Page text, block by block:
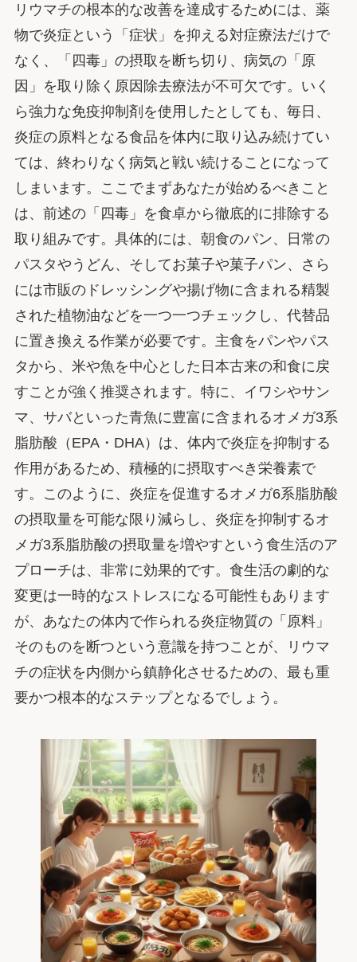
リウマチの根本的な改善を達成するためには、薬
物で炎症という「症状」を抑える対症療法だけで
なく、「四毒」の摂取を断ち切り、病気の「原
因」を取り除く原因除去療法が不可欠です。いく
ら強力な免疫抑制剤を使用したとしても、毎日、
炎症の原料となる食品を体内に取り込み続けてい
ては、終わりなく病気と戦い続けることになって
しまいます。ここでまずあなたが始めるべきこと
は、前述の「四毒」を食卓から徹底的に排除する
取り組みです。具体的には、朝食のパン、日常の
パスタやうどん、そしてお菓子や菓子パン、さら
には市販のドレッシングや揚げ物に含まれる精製
された植物油などを一つ一つチェックし、代替品
に置き換える作業が必要です。主食をパンやパス
タから、米や魚を中心とした日本古来の和食に戻
すことが強く推奨されます。特に、イワシやサン
マ、サバといった青魚に豊富に含まれるオメガ3系
脂肪酸（EPA・DHA）は、体内で炎症を抑制する
作用があるため、積極的に摂取すべき栄養素で
す。このように、炎症を促進するオメガ6系脂肪酸
の摂取量を可能な限り減らし、炎症を抑制するオ
メガ3系脂肪酸の摂取量を増やすという食生活のア
プローチは、非常に効果的です。食生活の劇的な
変更は一時的なストレスになる可能性もあります
が、あなたの体内で作られる炎症物質の「原料」
そのものを断つという意識を持つことが、リウマ
チの症状を内側から鎮静化させるための、最も重
要かつ根本的なステップとなるでしょう。